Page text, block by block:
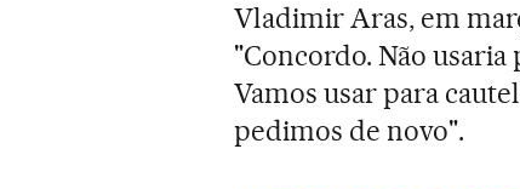
Vladimir Aras, em
"Concordo. Não
Vamos usar para
pedimos de novo".